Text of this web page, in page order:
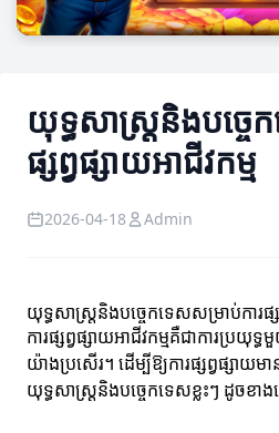
យុទ្ធសាស្រ្តនិងបច្ចេ
ផ្សព្វផ្សាយអាជីវកម្ម
2026-04-18 Admin
យុទ្ធសាស្រ្តនិងបច្ចេកទេសសម្រាប់ការផ្ស
ការផ្សព្វផ្សាយអាជីវកម្មគឺជាការប្រយុ
យ៉ាងប្រសើរ។ ដើម្បីឱ្យការផ្សព្វផ្សាយម
យុទ្ធសាស្រ្តនិងបច្ចេកទេសខ្លះៗ ដូចខា